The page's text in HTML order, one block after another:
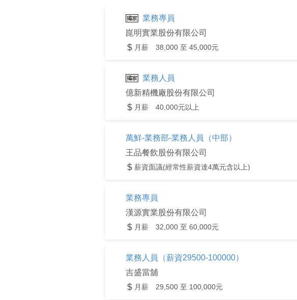
業務專員
崑明實業股份有限公司
月薪 38,000 至 45,000元
業務人員
億新精機廠股份有限公司
月薪 40,000元以上
萬鮮-業務部-業務人員（中部）
王品餐飲股份有限公司
薪資面議(經常性薪資達4萬元含以上)
業務專員
漢源實業股份有限公司
月薪 32,000 至 60,000元
業務人員（薪資29500-100000）
吉盛當舖
月薪 29,500 至 100,000元